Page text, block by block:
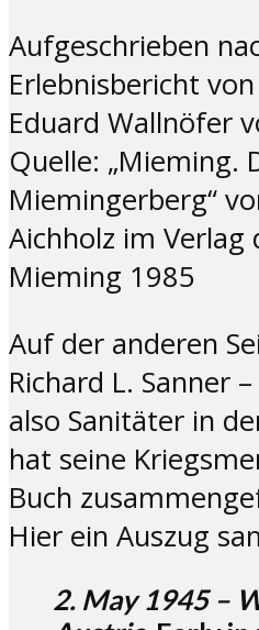
Aufgeschrieben
Erlebnisbericht
Eduard Wallnöfer
Quelle: „Mieming.
Miemingerberg“
Aichholz im Verlag
Mieming 1985
Auf der anderen
Richard L. Sanner
also Sanitäter in
hat seine
Buch
Hier ein Auszug
2. May 1945 –